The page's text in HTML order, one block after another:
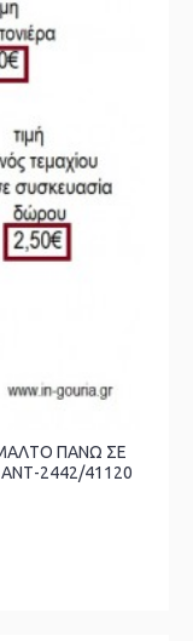
ΠΑΝΩ ΣΕ
ΑΝΤ-2442/41120